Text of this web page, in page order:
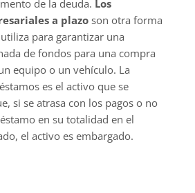
de la deuda. Los
a plazoson otra forma
para garantizar una
de fondos para una compra
equipo o un vehículo. La
es el activo que se
si se atrasa con los pagos o no
en su totalidad en el
el activo es embargado.